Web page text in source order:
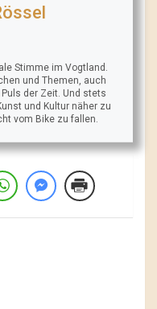
Stimme im Vogtland.
und Themen, auch
der Zeit. Und stets
und Kultur näher zu
vom Bike zu fallen.